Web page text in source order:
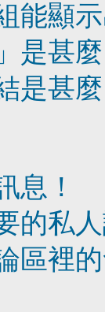
能顯
是甚
是甚
息！
的私
區裡